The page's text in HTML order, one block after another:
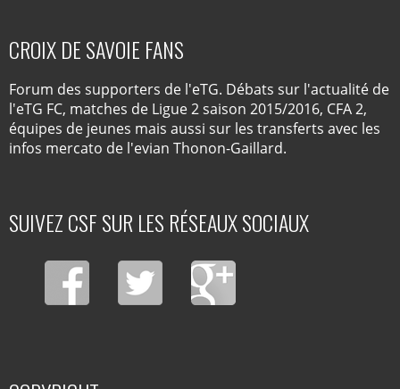
CROIX DE SAVOIE FANS
Forum des supporters de l'eTG. Débats sur l'actualité de
l'eTG FC, matches de Ligue 2 saison 2015/2016, CFA 2,
équipes de jeunes mais aussi sur les transferts avec les
infos mercato de l'evian Thonon-Gaillard.
SUIVEZ CSF SUR LES RÉSEAUX SOCIAUX